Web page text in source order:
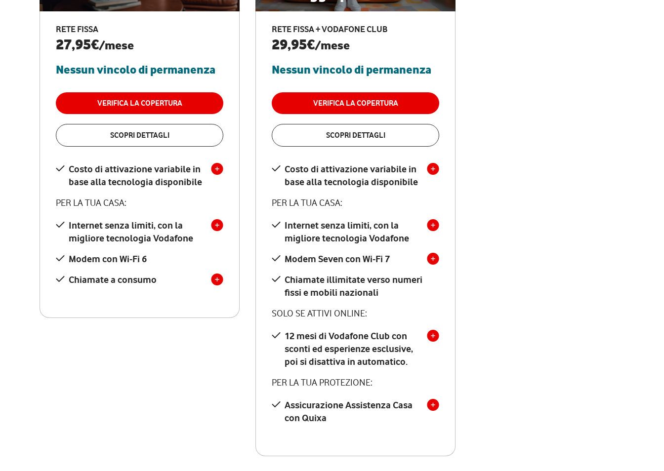
RETE FISSA
27,95€/mese
Nessun vincolo di permanenza
VERIFICA LA COPERTURA
SCOPRI DETTAGLI
Costo di attivazione variabile in
base alla tecnologia disponibile
PER LA TUA CASA:
Internet senza limiti, con la
migliore tecnologia Vodafone
Modem con Wi-Fi 6
Chiamate a consumo
RETE FISSA + VODAFONE CLUB
29,95€/mese
Nessun vincolo di permanenza
VERIFICA LA COPERTURA
SCOPRI DETTAGLI
Costo di attivazione variabile in
base alla tecnologia disponibile
PER LA TUA CASA:
Internet senza limiti, con la
migliore tecnologia Vodafone
Modem Seven con Wi-Fi 7
Chiamate illimitate verso numeri
fissi e mobili nazionali
SOLO SE ATTIVI ONLINE:
12 mesi di Vodafone Club con
sconti ed esperienze esclusive,
poi si disattiva in automatico.
PER LA TUA PROTEZIONE:
Assicurazione Assistenza Casa
con Quixa